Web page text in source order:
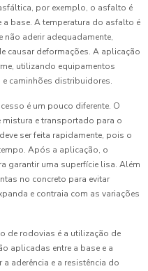
por exemplo, o asfalto é
base. A temperatura do asfalto é
aderir adequadamente,
causar deformações. A aplicação
utilizando equipamentos
caminhões distribuidores.
é um pouco diferente. O
mistura e transportado para o
ser feita rapidamente, pois o
Após a aplicação, o
garantir uma superfície lisa. Além
no concreto para evitar
e contraia com as variações
de rodovias é a utilização de
aplicadas entre a base e a
aderência e a resistência do